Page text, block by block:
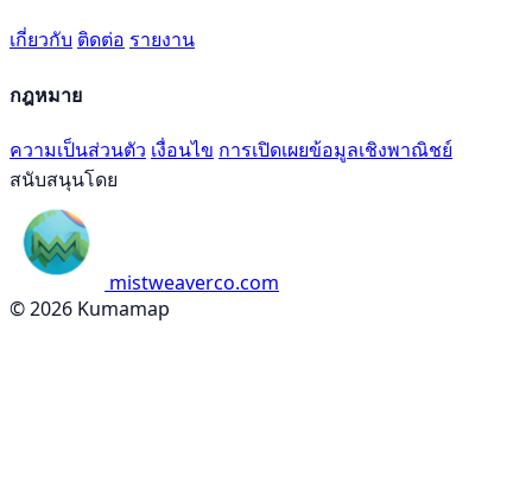
เกี่ยวกับ ติดต่อ รายงาน
กฎหมาย
ความเป็นส่วนตัว เงื่อนไข การเปิดเผยข้อมูลเชิงพาณิชย์
สนับสนุนโดย
mistweaverco.com
© 2026 Kumamap